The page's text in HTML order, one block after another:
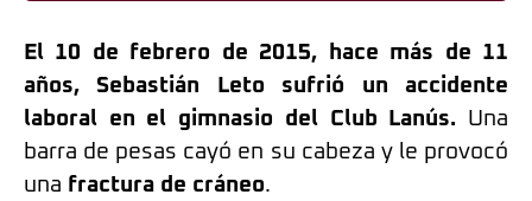
El 10 de febrero de 2015, hace más de 11
años, Sebastián Leto sufrió un accidente
laboral en el gimnasio del Club Lanús. Una
barra de pesas cayó en su cabeza y le provocó
una fractura de cráneo.